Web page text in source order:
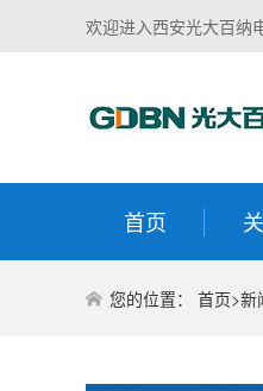
欢迎进入西安光大百纳
首页
您的位置： 首页>新